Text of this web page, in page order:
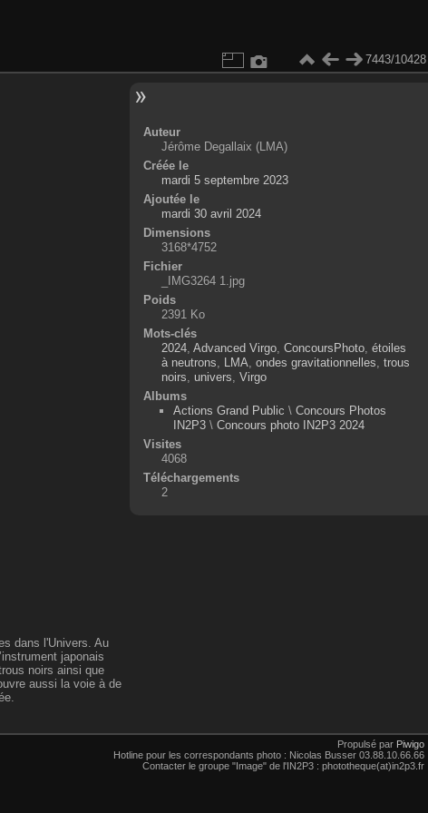
7443/10428
dans l'Univers. Au
japonais
noirs ainsi que
aussi la voie à de
Auteur
Jérôme Degallaix (LMA)
Créée le
mardi 5 septembre 2023
Ajoutée le
mardi 30 avril 2024
Dimensions
3168*4752
Fichier
_IMG3264 1.jpg
Poids
2391 Ko
Mots-clés
2024, Advanced Virgo, ConcoursPhoto, étoiles
à neutrons
LMA ondes gravitationnelles trous
noirs univers Virgo
Albums
Actions Grand Public \ Concours Photos
IN2P3\ Concours photo IN2P3 2024
Visites
4068
Téléchargements
2
Propulsé par Piwigo
Hotline pour les correspondants photo : Nicolas Busser 03.88.10.66.66
Contacter le groupe "Image" de l'IN2P3 : phototheque(at)in2p3.fr